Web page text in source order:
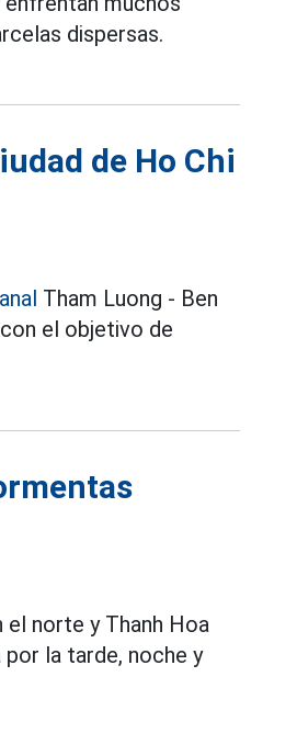
dispersas.
de Ho Chi
Tham Luong - Ben
el objetivo de
norte y Thanh Hoa
la tarde, noche y